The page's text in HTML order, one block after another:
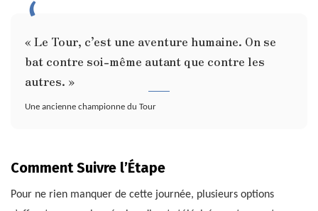
« Le Tour, c’est une aventure humaine. On se
bat contre soi-même autant que contre les
autres. »
Une ancienne championne du Tour
Comment Suivre l’Étape
Pour ne rien manquer de cette journée, plusieurs options